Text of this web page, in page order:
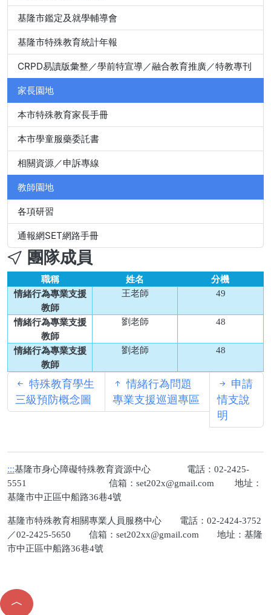
基隆市鑑定及就學輔導會
基隆市特殊教育統計年報
CRPD易讀版彙整／學前特宣導／融合教育推廣／特教專刊
家長園地
本市特殊教育家長手冊
本市學童服藥委託書
相關資源／申訴專線
教師園地
各項研習
通報網SET網路手冊
團隊成員
職稱 姓名
分機
情緒行為專業支援
教師
王老師 49
情緒行為專業支援
教師
劉老師 48
情緒行為專業支援
教師
劉老師 48
特殊教育學生
三級預防概念圖
情緒行為問題
專業支援巡迴專區
申請
情支說
明
:::基隆市身心障礙特殊教育資源中心 電話：02-2425-
5551 信箱： set202x@gmail.com 地址：
基隆市中正區中船路36巷4號
基隆市特殊教育相關專業人員服務中心 電話：02-2424-3752
／02-2425-5650 信箱： set202xx@gmail.com 地址：基隆
市中正區中船路36巷4號